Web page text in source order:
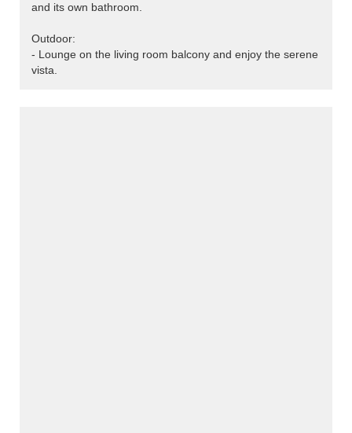
and its own bathroom.
Outdoor:
- Lounge on the living room balcony and enjoy the serene
vista.